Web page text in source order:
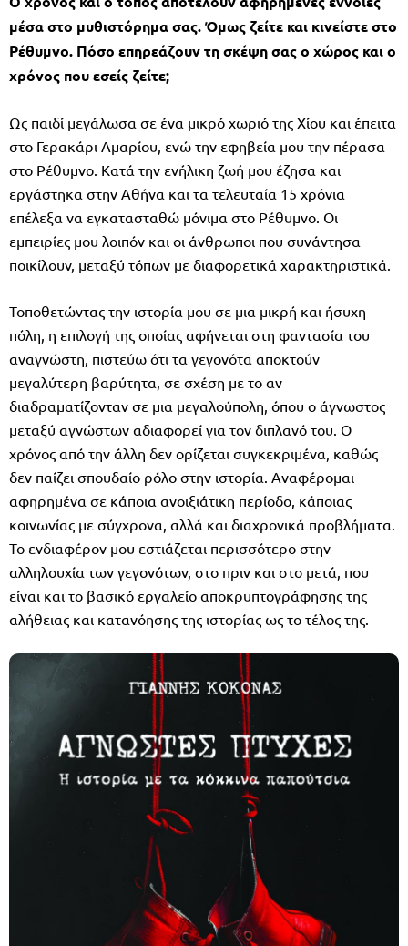
μέσα στο μυθιστόρημα σας. Όμως ζείτε και κινείστε στο
Ρέθυμνο. Πόσο επηρεάζουν τη σκέψη σας ο χώρος και ο
χρόνος που εσείς ζείτε;
Ως παιδί μεγάλωσα σε ένα μικρό χωριό της Χίου και έπειτα
στο Γερακάρι Αμαρίου, ενώ την εφηβεία μου την πέρασα
στο Ρέθυμνο. Κατά την ενήλικη ζωή μου έζησα και
εργάστηκα στην Αθήνα και τα τελευταία 15 χρόνια
επέλεξα να εγκατασταθώ μόνιμα στο Ρέθυμνο. Οι
εμπειρίες μου λοιπόν και οι άνθρωποι που συνάντησα
ποικίλουν, μεταξύ τόπων με διαφορετικά χαρακτηριστικά.
Τοποθετώντας την ιστορία μου σε μια μικρή και ήσυχη
πόλη, η επιλογή της οποίας αφήνεται στη φαντασία του
αναγνώστη, πιστεύω ότι τα γεγονότα αποκτούν
μεγαλύτερη βαρύτητα, σε σχέση με το αν
διαδραματίζονταν σε μια μεγαλούπολη, όπου ο άγνωστος
μεταξύ αγνώστων αδιαφορεί για τον διπλανό του. Ο
χρόνος από την άλλη δεν ορίζεται συγκεκριμένα, καθώς
δεν παίζει σπουδαίο ρόλο στην ιστορία. Αναφέρομαι
αφηρημένα σε κάποια ανοιξιάτικη περίοδο, κάποιας
κοινωνίας με σύγχρονα, αλλά και διαχρονικά προβλήματα.
Το ενδιαφέρον μου εστιάζεται περισσότερο στην
αλληλουχία των γεγονότων, στο πριν και στο μετά, που
είναι και το βασικό εργαλείο αποκρυπτογράφησης της
αλήθειας και κατανόησης της ιστορίας ως το τέλος της.